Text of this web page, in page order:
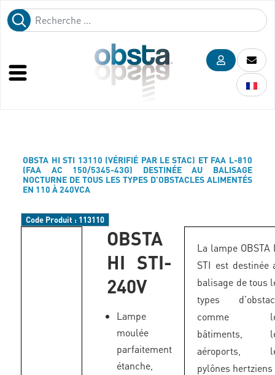
OBSTA HI STI 13110 (VÉRIFIÉ PAR LE STAC) ET FAA L-810
(FAA AC 150/5345-43G) DESTINÉE AU BALISAGE
NOCTURNE DE TOUS LES TYPES D’OBSTACLES ALIMENTÉS
EN 110 À 240VCA
Code Produit : 113110
OBSTA
HI STI-
240V
Lampe
moulée
parfaitement
étanche,
La lampe OBSTA
STI est destinée
balisage de tous
types
comme
bâtiments,
aéroports,
pylônes hertziens